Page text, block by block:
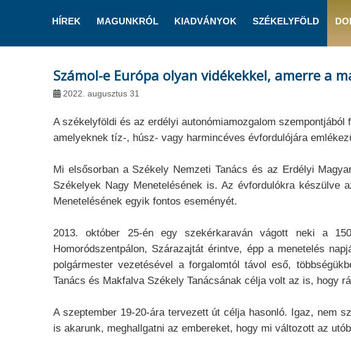
HÍREK MAGUNKRÓL KIADVÁNYOK SZÉKELYFÖLD
Számol-e Európa olyan vidékekkel, amerre a
2022. augusztus 31
A székelyföldi és az erdélyi autonómiamozgalom
amelyeknek tíz-, húsz- vagy harmincéves évfordulójára
Mi elsősorban a Székely Nemzeti Tanács és az Erdélyi
Székelyek Nagy Menetelésének is. Az évfordulókra
Menetelésének egyik fontos eseményét.
2013. október 25-én egy szekérkaraván vágott neki a
Homoródszentpálon, Szárazajtát érintve, épp a menetelés
polgármester vezetésével a forgalomtól távol eső,
Tanács és Makfalva Székely Tanácsának célja volt az is, hogy
A szeptember 19-20-ára tervezett út célja hasonló. Igaz, nem
is akarunk, meghallgatni az embereket, hogy mi változott az